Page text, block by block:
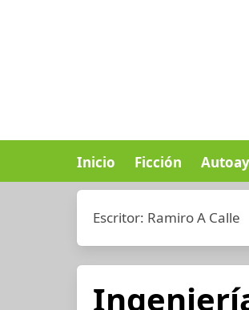
Inicio Ficción
Escritor: Ramiro A Calle